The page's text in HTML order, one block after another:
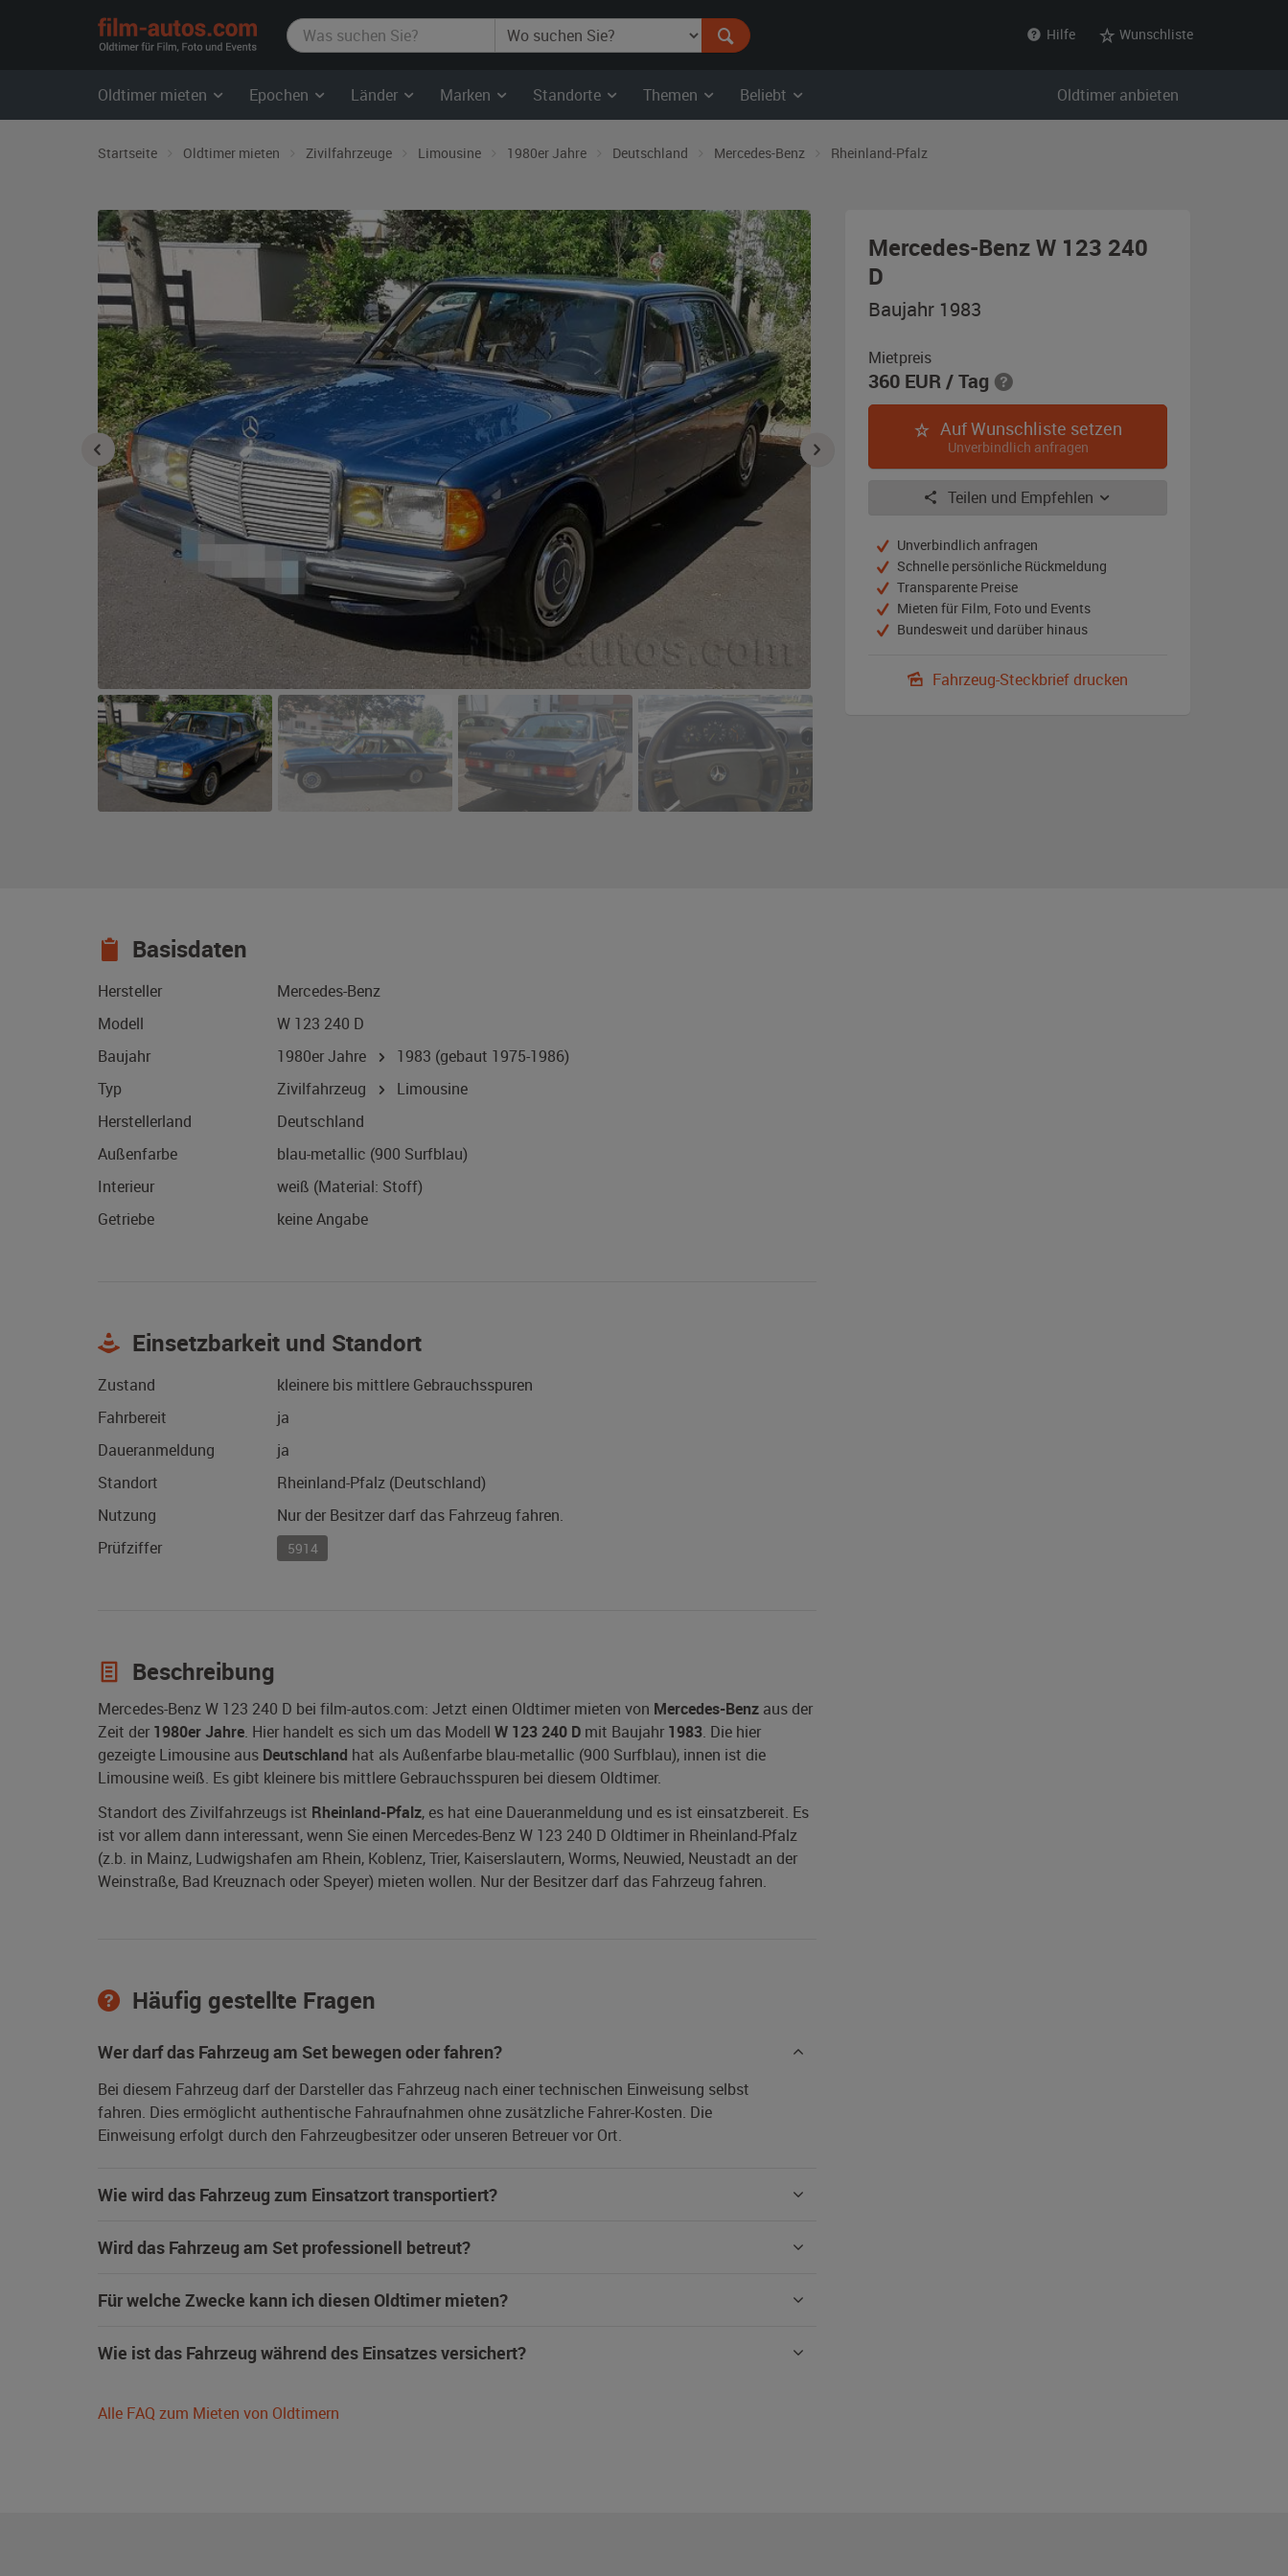
film-
autos.com
Hilfe Wunschliste
Oldtimer mieten Epochen Länder Marken Standorte Themen Beliebt Oldtimer anbieten
Startseite Oldtimer mieten Zivilfahrzeuge Limousine 1980er Jahre Deutschland Mercedes-Benz Rheinland-Pfalz
Mercedes-Benz W 123 240
D
Baujahr
blau-
metallic
(900
Surfblau)
Baujahr 1983
Mietpreis
360 EUR/ Tag
Auf Wunschliste setzen
Unverbindlich anfragen
Teilen und Empfehlen
Unverbindlich anfragen
Schnelle persönliche Rückmeldung
Transparente Preise
Mieten für Film, Foto und Events
Bundesweit und darüber hinaus
Fahrzeug-Steckbrief drucken
Basisdaten
Hersteller
Mercedes-Benz
Modell
W 123 240 D
Baujahr
1980er Jahre 1983 (gebaut 1975-1986)
Typ
Zivilfahrzeug
Limousine
Herstellerland
Deutschland
Außenfarbe
blau-metallic (900 Surfblau)
Interieur
weiß (Material: Stoff)
Getriebe
keine Angabe
Einsetzbarkeit und Standort
Zustand
kleinere bis mittlere Gebrauchsspuren
Fahrbereit
ja
Daueranmeldung
ja
Standort
Rheinland-Pfalz (Deutschland)
Nutzung
Nur der Besitzer darf das Fahrzeug fahren.
Prüfziffer
5914
Beschreibung
Mercedes-Benz W 123 240 D bei film-autos.com: Jetzt einen Oldtimer mieten von Mercedes-Benz aus der
Zeit der 1980er Jahre. Hier handelt es sich um das Modell W 123 240 D mit Baujahr 1983. Die hier
gezeigte Limousine aus Deutschland hat als Außenfarbe blau-metallic (900 Surfblau), innen ist die
Limousine weiß. Es gibt kleinere bis mittlere Gebrauchsspuren bei diesem Oldtimer.
Standort des Zivilfahrzeugs ist Rheinland-Pfalz, es hat eine Daueranmeldung und es ist einsatzbereit. Es
ist vor allem dann interessant, wenn Sie einen Mercedes-Benz W 123 240 D Oldtimer in Rheinland-Pfalz
(z.b. in Mainz, Ludwigshafen am Rhein, Koblenz, Trier, Kaiserslautern, Worms, Neuwied, Neustadt an der
Weinstraße, Bad Kreuznach oder Speyer) mieten wollen. Nur der Besitzer darf das Fahrzeug fahren.
Häufig gestellte Fragen
Wer darf das Fahrzeug am Set bewegen oder fahren?
Bei diesem Fahrzeug darf der Darsteller das Fahrzeug nach einer technischen Einweisung selbst
fahren. Dies ermöglicht authentische Fahraufnahmen ohne zusätzliche Fahrer-Kosten. Die
Einweisung erfolgt durch den Fahrzeugbesitzer oder unseren Betreuer vor Ort.
Wie wird das Fahrzeug zum Einsatzort transportiert?
Wird das Fahrzeug am Set professionell betreut?
Für welche Zwecke kann ich diesen Oldtimer mieten?
Wie ist das Fahrzeug während des Einsatzes versichert?
Alle FAQ zum Mieten von Oldtimern